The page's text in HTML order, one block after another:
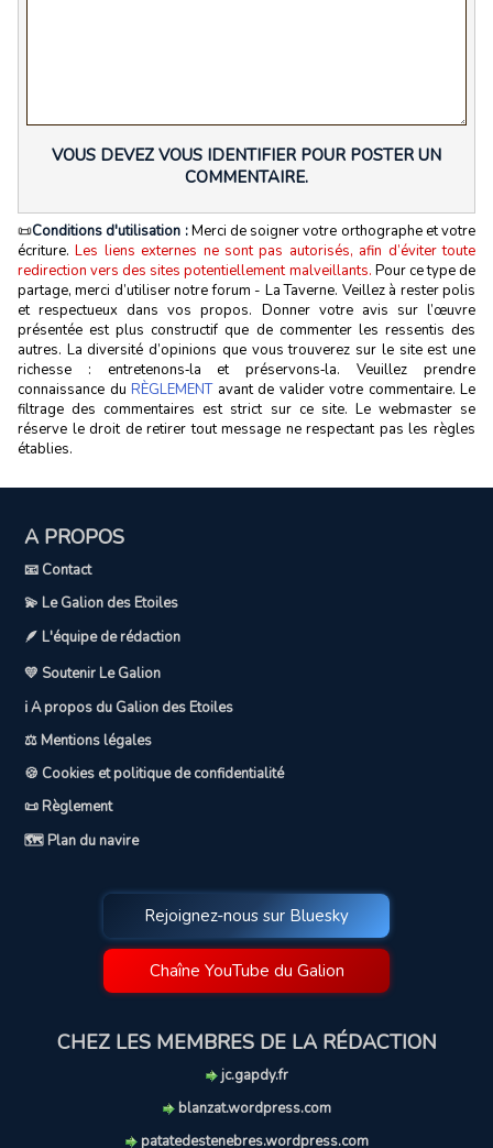
VOUS DEVEZ VOUS IDENTIFIER POUR POSTER UN
COMMENTAIRE.
📜Conditions d'utilisation :Merci de soigner votre orthographe et votre
écriture.Les liens externes ne sont pas autorisés, afin d’éviter toute
redirection vers des sites potentiellement malveillants. Pour ce type de
partage, merci d’utiliser notre forum - La Taverne. Veillez à rester polis
et respectueux dans vos propos. Donner votre avis sur l’œuvre
présentée est plus constructif que de commenter les ressentis des
autres. La diversité d’opinions que vous trouverez sur le site est une
richesse : entretenons‑la et préservons‑la. Veuillez prendre
connaissance du RÈGLEMENTavant de valider votre commentaire. Le
filtrage des commentaires est strict sur ce site. Le webmaster se
réserve le droit de retirer tout message ne respectant pas les règles
établies.
A PROPOS
📧 Contact
💫 Le Galion des Etoiles
🪶 L'équipe de rédaction
💛 Soutenir Le Galion
ℹ️ A propos du Galion des Etoiles
⚖️ Mentions légales
🍪 Cookies et politique de confidentialité
📜 Règlement
🗺️ Plan du navire
Rejoignez-nous sur Bluesky
Chaîne YouTube du Galion
CHEZ LES MEMBRES DE LA RÉDACTION
jc.gapdy.fr
blanzat.wordpress.com
patatedestenebres.wordpress.com